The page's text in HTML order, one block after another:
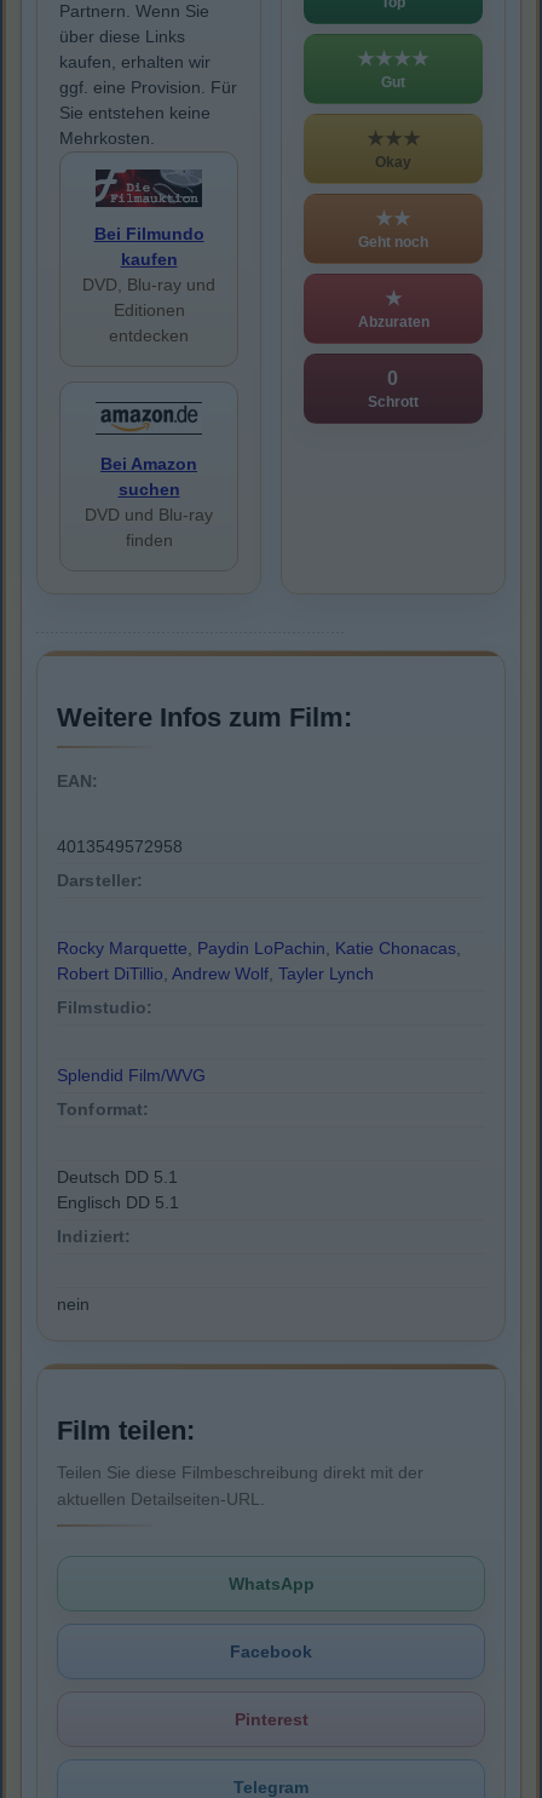
Partnern. Wenn Sie
über diese Links
kaufen, erhalten wir
ggf. eine Provision. Für
Sie entstehen keine
Mehrkosten.
Bei Filmundo
kaufen
DVD, Blu-ray und
Editionen
entdecken
Bei Amazon
suchen
DVD und Blu-ray
finden
★★★★
Gut
★★★
Okay
★★
Geht noch
★
Abzuraten
0
Schrott
Weitere Infos zum Film:
EAN:
4013549572958
Darsteller:
Rocky Marquette, Paydin LoPachin, Katie Chonacas,
Robert DiTillio, Andrew Wolf, Tayler Lynch
Filmstudio:
Splendid Film/WVG
Tonformat:
Deutsch DD 5.1
Englisch DD 5.1
Indiziert:
nein
Film teilen:
Teilen Sie diese Filmbeschreibung direkt mit der
aktuellen Detailseiten-URL.
WhatsApp
Facebook
Pinterest
Telegram